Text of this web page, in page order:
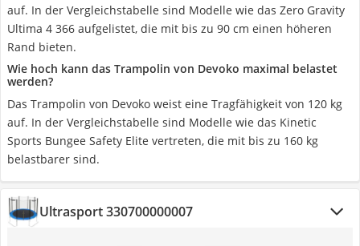
auf. In der Vergleichstabelle sind Modelle wie das Zero Gravity
Ultima 4 366 aufgelistet, die mit bis zu 90 cm einen höheren
Rand bieten.
Wie hoch kann das Trampolin von Devoko maximal belastet
werden?
Das Trampolin von Devoko weist eine Tragfähigkeit von 120 kg
auf. In der Vergleichstabelle sind Modelle wie das Kinetic
Sports Bungee Safety Elite vertreten, die mit bis zu 160 kg
belastbarer sind.
Ultrasport 330700000007